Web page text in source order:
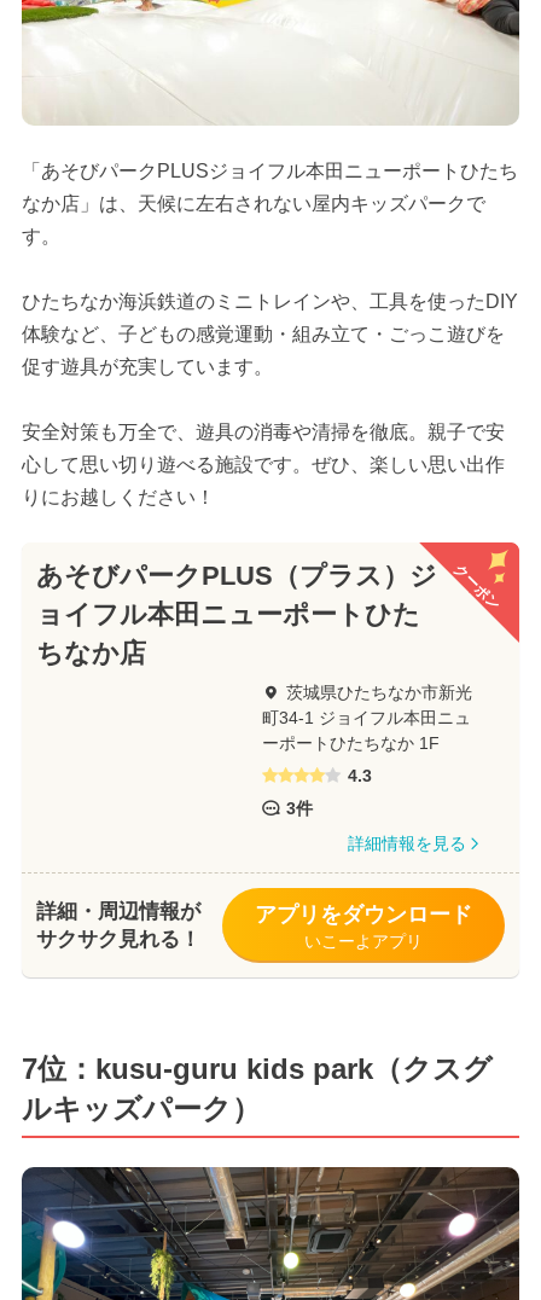
「あそびパークPLUSジョイフル本田ニューポートひたち
なか店」は、天候に左右されない屋内キッズパークで
す。
ひたちなか海浜鉄道のミニトレインや、工具を使ったDIY
体験など、子どもの感覚運動・組み立て・ごっこ遊びを
促す遊具が充実しています。
安全対策も万全で、遊具の消毒や清掃を徹底。親子で安
心して思い切り遊べる施設です。ぜひ、楽しい思い出作
りにお越しください！
クーポン
あそびパークPLUS（プラス）ジ
ョイフル本田ニューポートひた
ちなか店
茨城県ひたちなか市新光
町34-1 ジョイフル本田ニュ
ーポートひたちなか 1F
4.3
3件
詳細情報を見る
詳細・周辺情報が
サクサク見れる！
アプリをダウンロード
いこーよアプリ
7位：kusu-guru kids park（クスグ
ルキッズパーク）